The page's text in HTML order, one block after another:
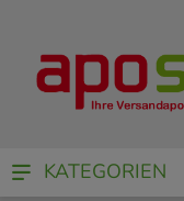
KATEGORIEN